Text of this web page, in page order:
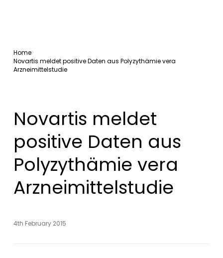
Home
Novartis meldet positive Daten aus Polyzythämie vera
Arzneimittelstudie
Novartis meldet
positive Daten aus
Polyzythämie vera
Arzneimittelstudie
4th February 2015